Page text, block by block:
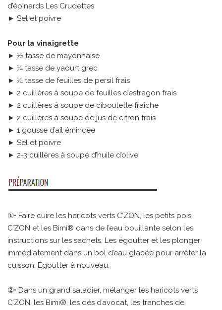
d’épinards Les Crudettes
► Sel et poivre
Pour la vinaigrette
► ½ tasse de mayonnaise
► ¼ tasse de yaourt grec
► ¼ tasse de feuilles de persil frais
► 2 cuillères à soupe de feuilles d’estragon frais
► 2 cuillères à soupe de ciboulette fraîche
► 2 cuillères à soupe de jus de citron frais
► 1 gousse d’ail émincée
► Sel et poivre
► 2-3 cuillères à soupe d’huile d’olive
①• Faire cuire les haricots verts C’ZON, les petits pois
C’ZON et les Bimi® dans de l’eau bouillante selon les
instructions sur les sachets. Les égoutter et les plonger
immédiatement dans un bol d’eau glacée pour arrêter la
cuisson. Égoutter à nouveau.
②• Dans un grand saladier, mélanger les haricots verts
C’ZON, les Bimi®, les dés d’avocat, les tranches de